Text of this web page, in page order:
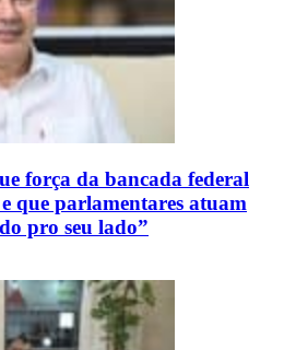
força da bancada federal
que parlamentares atuam
pro seu lado”